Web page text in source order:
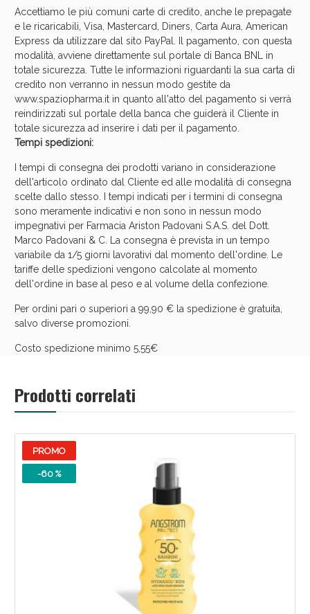
Accettiamo le più comuni carte di credito, anche le prepagate
e le ricaricabili, Visa, Mastercard, Diners, Carta Aura, American
Express da utilizzare dal sito PayPal. Il pagamento, con questa
modalità, avviene direttamente sul portale di Banca BNL in
totale sicurezza. Tutte le informazioni riguardanti la sua carta di
credito non verranno in nessun modo gestite da
www.spaziopharma.it in quanto all'atto del pagamento si verrà
reindirizzati sul portale della banca che guiderà il Cliente in
totale sicurezza ad inserire i dati per il pagamento.
Tempi spedizioni:
I tempi di consegna dei prodotti variano in considerazione
dell'articolo ordinato dal Cliente ed alle modalità di consegna
scelte dallo stesso. I tempi indicati per i termini di consegna
sono meramente indicativi e non sono in nessun modo
impegnativi per Farmacia Ariston Padovani S.A.S. del Dott.
Marco Padovani & C. La consegna è prevista in un tempo
variabile da 1/5 giorni lavorativi dal momento dell'ordine. Le
tariffe delle spedizioni vengono calcolate al momento
dell'ordine in base al peso e al volume della confezione.
Per ordini pari o superiori a 99,90 € la spedizione è gratuita,
salvo diverse promozioni.
Costo spedizione minimo 5,55€
Prodotti correlati
PROMO
-60 %